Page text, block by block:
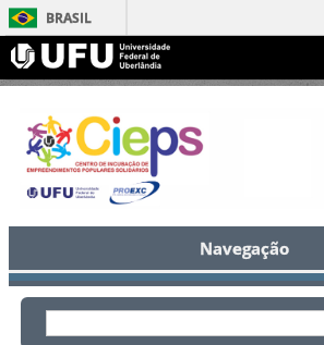
BRASIL
Navegação
Formulário de busca